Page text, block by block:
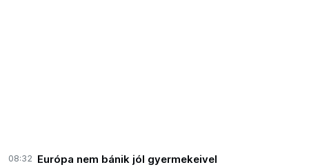
08:32 Európa nem bánik jól gyermekeivel